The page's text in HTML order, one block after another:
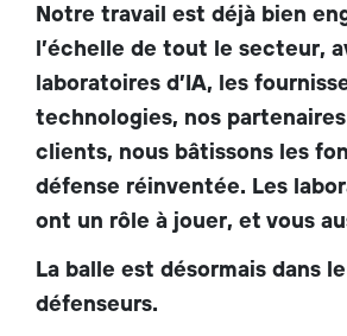
Notre travail est déjà bien
l’échelle de tout le secteur,
laboratoires d’IA, les
technologies, nos
clients, nous bâtissons les
défense réinventée. Les
ont un rôle à jouer, et vous
La balle est désormais dans
défenseurs.